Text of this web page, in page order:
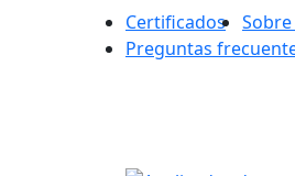
Certificados
Preguntas